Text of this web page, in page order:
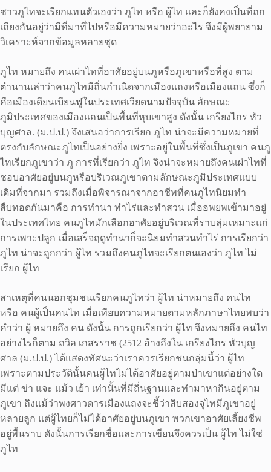
ชาวภูไทจะเรียกแทนตัวเองว่า ภูไท หรือ ผู้ไท และก็ยังคงเป็นที่ถก
เถียงกันอยู่ว่ามีที่มาที่ไปหรือมีความหมายว่าอะไร จึงมีผู้พยายาม
วิเคราะห์จากข้อมูลหลายชุด
ภูไท หมายถึง คนเผ่าไทที่อาศัยอยู่บนภูหรือภูเขาหรือที่สูง ตาม
ตำนานเล่าว่าคนภูไทมีถิ่นกำเนิดจากเมืองแถงหรือเมืองแถน ซึ่งก็
คือเมืองเดียนเบียนฟูในประเทศเวียดนามปัจจุบัน ลักษณะ
ภูมิประเทศของเมืองแถนเป็นพื้นที่หุบเขาสูง ดังนั้น เกรียงไกร หัว
บุญศาล. (ม.ป.ป.) จึงเสนอว่าการเรียก ภูไท น่าจะมีความหมายที่
ตรงกับลักษณะภูไทเป็นอย่างยิ่ง เพราะอยู่ในพื้นที่ซึ่งเป็นภูเขา คนภู
ไทเรียกภูเขาว่า ภู การที่เรียกว่า ภูไท จึงน่าจะหมายถึงคนเผ่าไทที่
ชอบอาศัยอยู่บนภูหรือบริเวณภูเขาตามลักษณะภูมิประเทศแบบ
เดิมที่จากมา รวมถึงเมื่อพิจารณาจากอาชีพที่คนภูไทนิยมทำ
สืบทอดกันมาคือ การทำนา ทำไร่และทำสวน เมื่ออพยพเข้ามาอยู่
ในประเทศไทย คนภูไทมักเลือกอาศัยอยู่บริเวณที่ราบลุ่มเหมาะแก่
การเพาะปลูก เมื่อเสร็จฤดูทำนาก็จะนิยมทำสวนทำไร่ การเรียกว่า
ภูไท น่าจะถูกกว่า ผู้ไท รวมถึงคนภูไทจะเรียกตนเองว่า ภูไท ไม่
เรียก ผู้ไท
สาเหตุที่คนนอกชุมชนเรียกคนภูไทว่า ผู้ไท น่าหมายถึง คนไท
หรือ คนผู้เป็นคนไท เมื่อเทียบความหมายตามหลักภาษาไทยพบว่า
คำว่า ผู้ หมายถึง คน ดังนั้น การถูกเรียกว่า ผู้ไท จึงหมายถึง คนไท
อย่างไรก็ตาม ถวิล เกสรราช (2512 อ้างถึงใน เกรียงไกร หัวบุญ
ศาล (ม.ป.ป.) ได้แสดงทัศนะว่าเราควรเรียกชนกลุ่มนี้ว่า ผู้ไท
เพราะตามประวัตินั้นคนผู้ไทไม่ได้อาศัยอยู่ตามป่าเขาแต่อย่างใด
มีแต่ ข่า แจะ แม้ว เย้า เท่านั้นที่มีถิ่นฐานและทำมาหากินอยู่ตาม
ภูเขา ถึงแม้ว่าพงศาวดารเมืองแถงจะชี้ว่าสิบสองจุไทมีภูเขาอยู่
หลายลูก แต่ผู้ไทยก็ไม่ได้อาศัยอยู่บนภูเขา พวกเขาอาศัยเลี้ยงชีพ
อยู่พื้นราบ ดังนั้นการเรียกชื่อและการเขียนจึงควรเป็น ผู้ไท ไม่ใช่
ภูไท